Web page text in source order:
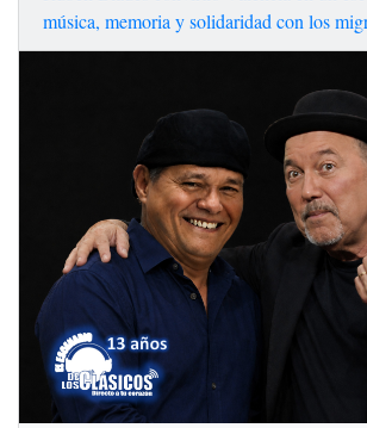
música, memoria y solidaridad con los